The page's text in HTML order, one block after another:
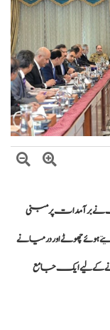
نے برآمدات پر مبنی
ہوئے چھوٹے اور درمیانے
کے لیے ایک جامع